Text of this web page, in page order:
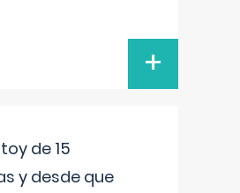
+
de 15
y desde que